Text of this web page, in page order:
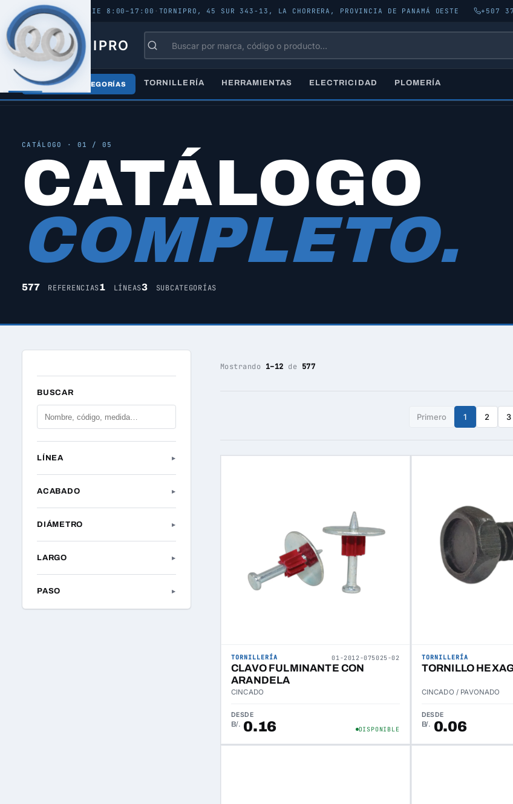
ABIERTO - LUN–VIE 8:00–17:00 · TORNIPRO, 45 SUR 343-13, LA CHORRERA, PROVINCIA DE PANAMÁ OESTE +507
TORNIPRO
TODAS LAS CATEGORÍAS TORNILLERÍA HERRAMIENTAS ELECTRICIDAD PLOMERÍA
Inicio / Catálogo / Todos los productos
CATÁLOGO · 01 / 05
CATÁLOGO
COMPLETO.
577 REFERENCIAS1 LÍNEAS3 SUBCATEGORÍAS
BUSCAR
LÍNEA ▸
ACABADO ▸
DIÁMETRO ▸
LARGO ▸
PASO ▸
Mostrando 1–12 de 577
Primero 1 2 3
TORNILLERÍA 01-2012-075025-02
CLAVO FULMINANTE CON
ARANDELA
CINCADO
DESDE
B/. 0.16 DISPONIBLE
TORNILLERÍA
TORNILLO
CINCADO / PAVONADO
DESDE
B/. 0.06